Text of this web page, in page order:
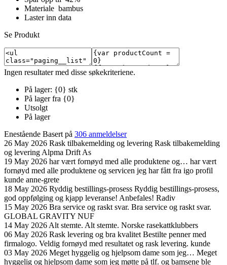
Materiale bambus
Laster inn data
Se Produkt
Ingen resultater med disse søkekriteriene.
På lager: {0} stk
På lager fra {0}
Utsolgt
På lager
Enestående Basert på 306 anmeldelser
26 May 2026 Rask tilbakemelding og levering Rask tilbakemelding
og levering Alpma Drift As
19 May 2026 har vært fornøyd med alle produktene og… har vært
fornøyd med alle produktene og servicen jeg har fått fra igo profil
kunde anne-grete
18 May 2026 Ryddig bestillings-prosess Ryddig bestillings-prosess,
god oppfølging og kjapp leveranse! Anbefales! Radiv
15 May 2026 Bra service og raskt svar. Bra service og raskt svar.
GLOBAL GRAVITY NUF
14 May 2026 Alt stemte. Alt stemte. Norske rasekattklubbers
06 May 2026 Rask levering og bra kvalitet Bestilte penner med
firmalogo. Veldig fornøyd med resultatet og rask levering. kunde
03 May 2026 Meget hyggelig og hjelpsom dame som jeg… Meget
hyggelig og hjelpsom dame som jeg møtte på tlf. og bamsene ble